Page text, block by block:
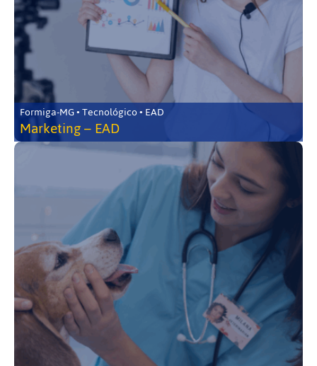
Formiga-MG • Tecnológico • EAD
Marketing – EAD